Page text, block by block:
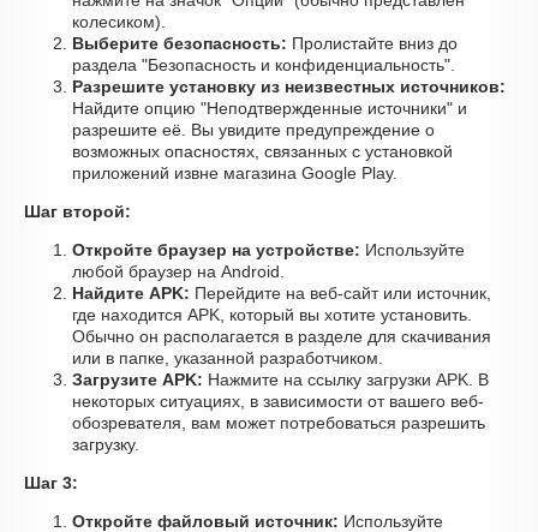
колесиком).
Выберите безопасность: Пролистайте вниз до
раздела "Безопасность и конфиденциальность".
Разрешите установку из неизвестных источников:
Найдите опцию "Неподтвержденные источники" и
разрешите её. Вы увидите предупреждение о
возможных опасностях, связанных с установкой
приложений извне магазина Google Play.
Шаг второй:
Откройте браузер на устройстве: Используйте
любой браузер на Android.
Найдите APK: Перейдите на веб-сайт или источник,
где находится APK, который вы хотите установить.
Обычно он располагается в разделе для скачивания
или в папке, указанной разработчиком.
Загрузите APK: Нажмите на ссылку загрузки APK. В
некоторых ситуациях, в зависимости от вашего веб-
обозревателя, вам может потребоваться разрешить
загрузку.
Шаг 3:
Откройте файловый источник: Используйте